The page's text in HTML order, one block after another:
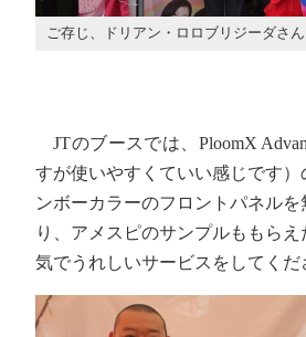
ご存じ、ドリアン・ロロブリジーダさん
JTのブースでは、PloomX
すが使いやすくていい感じです）
ンボーカラーのフロントパネル
り、アメスピのサンプルももら
気でうれしいサービスをしてくだ